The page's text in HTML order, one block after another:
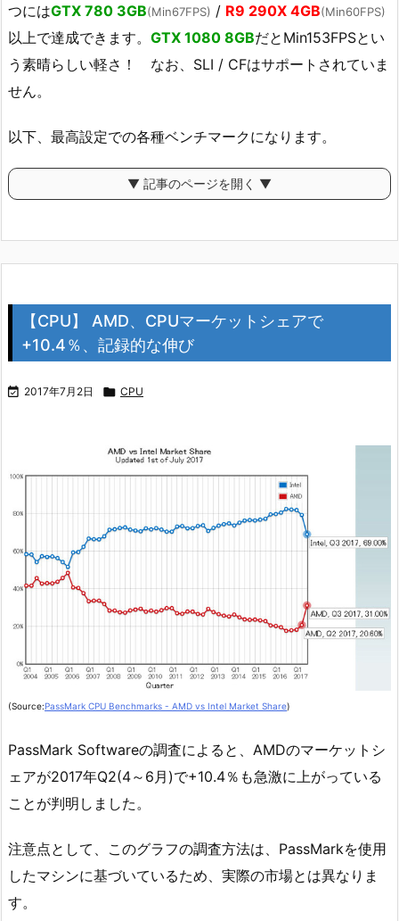
つにはGTX 780 3GB(Min67FPS) / R9 290X 4GB(Min60FPS)
以上で達成できます。 GTX 1080 8GBだとMin153FPSとい
う素晴らしい軽さ！ なお、SLI / CFはサポートされていま
せん。
以下、最高設定での各種ベンチマークになります。
▼ 記事のページを開く ▼
【CPU】 AMD、CPUマーケットシェアで
+10.4％、記録的な伸び
 2017年7月2日  CPU
(Source:PassMark CPU Benchmarks - AMD vs Intel Market Share)
PassMark Softwareの調査によると、AMDのマーケットシ
ェアが2017年Q2(4～6月)で+10.4％も急激に上がっている
ことが判明しました。
注意点として、このグラフの調査方法は、PassMarkを使用
したマシンに基づいているため、実際の市場とは異なりま
す。